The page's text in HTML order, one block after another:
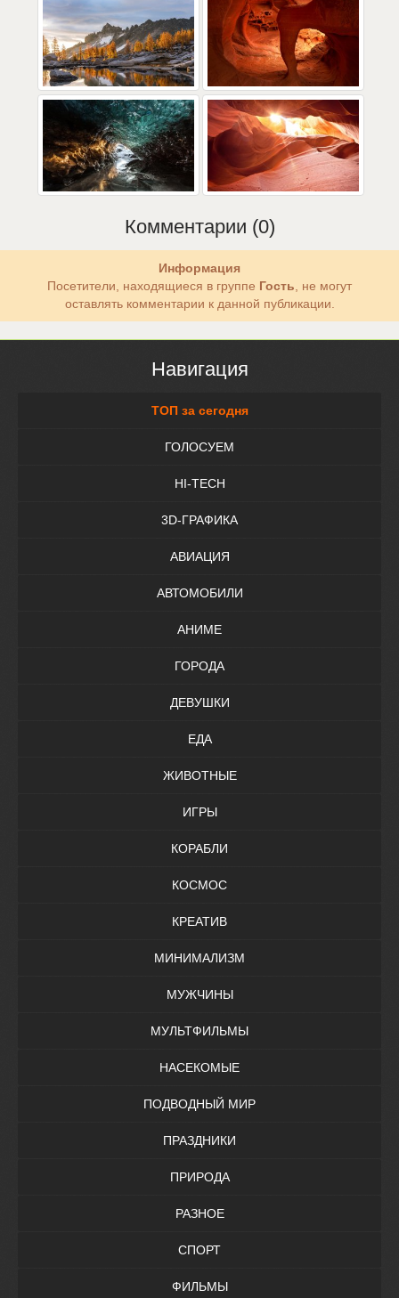
Комментарии (0)
Информация
Посетители, находящиеся в группе Гость , не могут
оставлять комментарии к данной публикации.
Навигация
ТОП за сегодня
ГОЛОСУЕМ
HI-TECH
3D-ГРАФИКА
АВИАЦИЯ
АВТОМОБИЛИ
АНИМЕ
ГОРОДА
ДЕВУШКИ
ЕДА
ЖИВОТНЫЕ
ИГРЫ
КОРАБЛИ
КОСМОС
КРЕАТИВ
МИНИМАЛИЗМ
МУЖЧИНЫ
МУЛЬТФИЛЬМЫ
НАСЕКОМЫЕ
ПОДВОДНЫЙ МИР
ПРАЗДНИКИ
ПРИРОДА
РАЗНОЕ
СПОРТ
ФИЛЬМЫ